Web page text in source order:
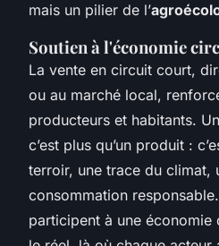
mais un pilier de l’
Soutien à l'économie
La vente en circuit court,
ou au marché local,
producteurs et habitants.
c’est plus qu’un produit :
terroir, une trace du climat,
consommation
participent à une économie